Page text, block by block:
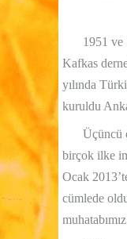
1951 ve
Kafkas
yılında
kuruldu
Üçüncü
birçok ilke
Ocak
cümlede